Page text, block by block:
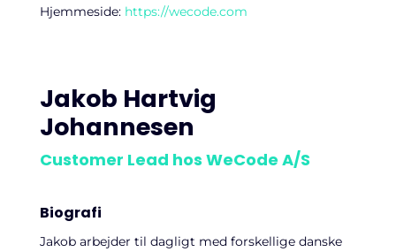
Hjemmeside: https://wecode.com
Jakob Hartvig
Johannesen
Customer Lead hos WeCode A/S
Biografi
Jakob arbejder til dagligt med forskellige danske